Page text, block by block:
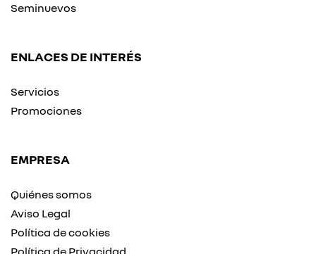
Seminuevos
ENLACES DE INTERÉS
Servicios
Promociones
EMPRESA
Quiénes somos
Aviso Legal
Política de cookies
Política de Privacidad